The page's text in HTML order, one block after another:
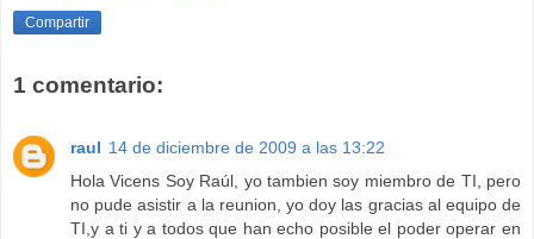
Compartir
1 comentario:
raul 14 de diciembre de 2009 a las 13:22
Hola Vicens Soy Raúl, yo tambien soy miembro de TI, pero
no pude asistir a la reunion, yo doy las gracias al equipo de
TI,y a ti y a todos que han echo posible el poder operar en